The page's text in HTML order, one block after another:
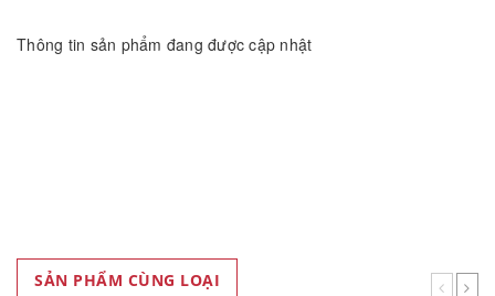
Thông tin sản phẩm đang được cập nhật
SẢN PHẨM CÙNG LOẠI